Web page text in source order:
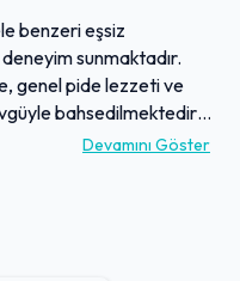
benzeri eşsiz
sunmaktadır.
genel pide lezzeti ve
bahsedilmektedir.
sunarken,
bu yemekler, pek çok
Devamını Göster